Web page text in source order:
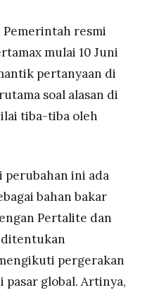
mentah dunia, bukan
(Rp6.800/liter) tidak
berlaku untuk
Green.
per liter, Pertamax
dibanding BBM
data 11 Juni 2026.
Pemerintah resmi
mulai 10 Juni
pertanyaan di
soal alasan di
tiba-tiba oleh
perubahan ini ada
bahan bakar
Pertalite dan
ditentukan
pergerakan
global. Artinya,